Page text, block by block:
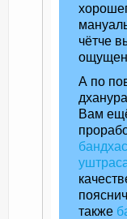
чётче
А по
Вам
также